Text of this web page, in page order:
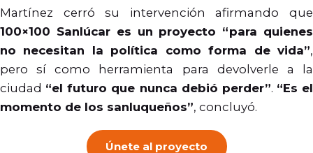
Martínez cerró su intervención afirmando que
100×100 Sanlúcar es un proyecto “para quienes
no necesitan la política como forma de vida”,
pero sí como herramienta para devolverle a la
ciudad “el futuro que nunca debió perder”. “Es el
momento de los sanluqueños”, concluyó.
Únete al proyecto